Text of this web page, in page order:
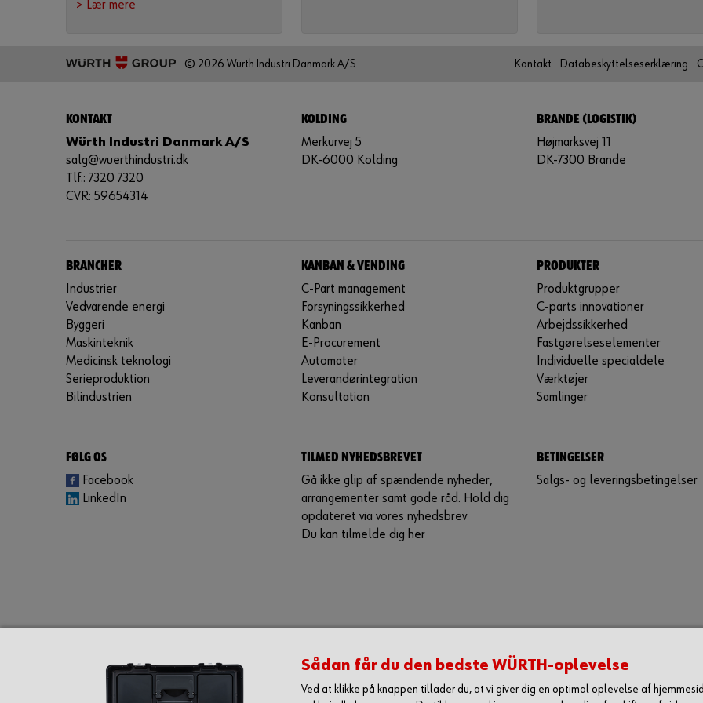
> Lær mere
© 2026 Würth Industri Danmark A/S Kontakt Databeskyttelseserklæring
KONTAKT
Würth Industri Danmark A/S
salg@wuerthindustri.dk
Tlf.: 7320 7320
CVR: 59654314
KOLDING
Merkurvej 5
DK-6000 Kolding
BRANDE (LOGISTIK)
Højmarksvej 11
DK-7300 Brande
BRANCHER
Industrier
Vedvarende energi
Byggeri
Maskinteknik
Medicinsk teknologi
Serieproduktion
Bilindustrien
KANBAN & VENDING
C-Part management
Forsyningssikkerhed
Kanban
E-Procurement
Automater
Leverandørintegration
Konsultation
PRODUKTER
Produktgrupper
C-parts innovationer
Arbejdssikkerhed
Fastgørelseselementer
Individuelle specialdele
Værktøjer
Samlinger
FØLG OS
Facebook
LinkedIn
TILMED NYHEDSBREVET
Gå ikke glip af spændende nyheder,
arrangementer samt gode råd. Hold dig
opdateret via vores nyhedsbrev
Du kan tilmelde dig her
BETINGELSER
Salgs- og leveringsbetingelser
Sådan får du den bedste WÜRTH-oplevelse
Ved at klikke på knappen tillader du, at vi giver dig en optimal oplevelse af